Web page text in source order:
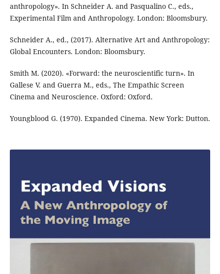
anthropology». In Schneider A. and Pasqualino C., eds.,
Experimental Film and Anthropology. London: Bloomsbury.
Schneider A., ed., (2017). Alternative Art and Anthropology:
Global Encounters. London: Bloomsbury.
Smith M. (2020). «Forward: the neuroscientific turn». In
Gallese V. and Guerra M., eds., The Empathic Screen
Cinema and Neuroscience. Oxford: Oxford.
Youngblood G. (1970). Expanded Cinema. New York: Dutton.